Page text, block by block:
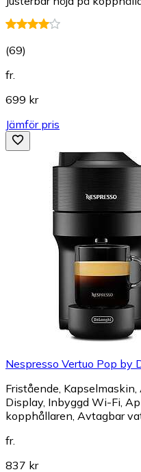
(69)
fr.
699 kr
Jämför pris
Nespresso Vertuo Pop by
Fristående,
Display, Inbyggd Wi-Fi,
kopphållaren, Avtagbar
fr.
837 kr